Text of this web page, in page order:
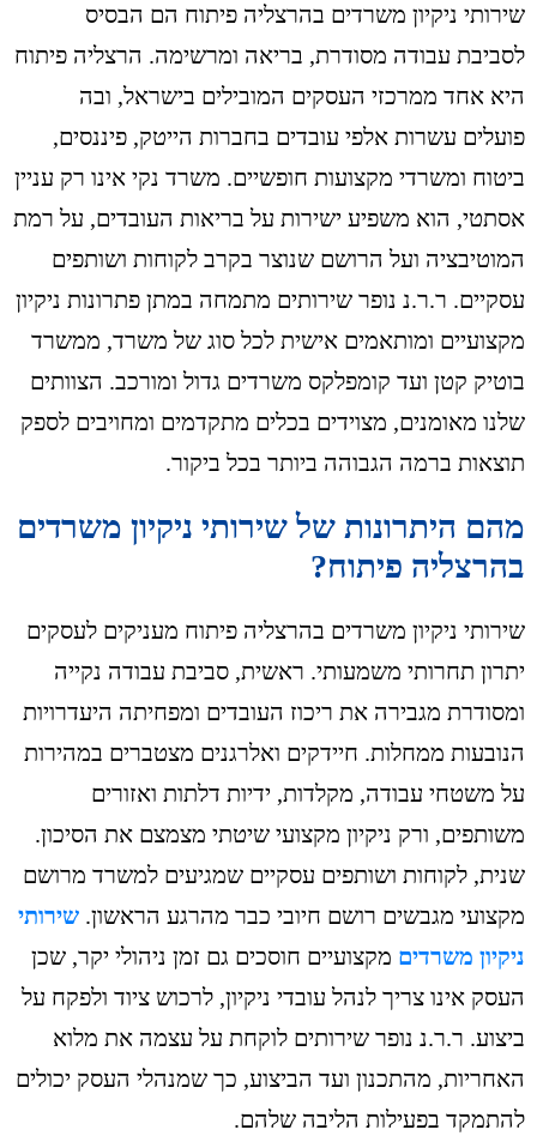
שירותי ניקיון משרדים בהרצליה פיתוח הם הבסיס
לסביבת עבודה מסודרת, בריאה ומרשימה. הרצליה פיתוח
היא אחד ממרכזי העסקים המובילים בישראל, ובה
פועלים עשרות אלפי עובדים בחברות הייטק, פיננסים,
ביטוח ומשרדי מקצועות חופשיים. משרד נקי אינו רק עניין
אסתטי, הוא משפיע ישירות על בריאות העובדים, על רמת
המוטיבציה ועל הרושם שנוצר בקרב לקוחות ושותפים
עסקיים. ר.ר.נ נופר שירותים מתמחה במתן פתרונות ניקיון
מקצועיים ומותאמים אישית לכל סוג של משרד, ממשרד
בוטיק קטן ועד קומפלקס משרדים גדול ומורכב. הצוותים
שלנו מאומנים, מצוידים בכלים מתקדמים ומחויבים לספק
תוצאות ברמה הגבוהה ביותר בכל ביקור.
מהם היתרונות של שירותי ניקיון משרדים
בהרצליה פיתוח?
שירותי ניקיון משרדים בהרצליה פיתוח מעניקים לעסקים
יתרון תחרותי משמעותי. ראשית, סביבת עבודה נקייה
ומסודרת מגבירה את ריכוז העובדים ומפחיתה היעדרויות
הנובעות ממחלות. חיידקים ואלרגנים מצטברים במהירות
על משטחי עבודה, מקלדות, ידיות דלתות ואזורים
משותפים, ורק ניקיון מקצועי שיטתי מצמצם את הסיכון.
שנית, לקוחות ושותפים עסקיים שמגיעים למשרד מרושם
מקצועי מגבשים רושם חיובי כבר מהרגע הראשון. שירותי
ניקיון משרדים מקצועיים חוסכים גם זמן ניהולי יקר, שכן
העסק אינו צריך לנהל עובדי ניקיון, לרכוש ציוד ולפקח על
ביצוע. ר.ר.נ נופר שירותים לוקחת על עצמה את מלוא
האחריות, מהתכנון ועד הביצוע, כך שמנהלי העסק יכולים
להתמקד בפעילות הליבה שלהם.